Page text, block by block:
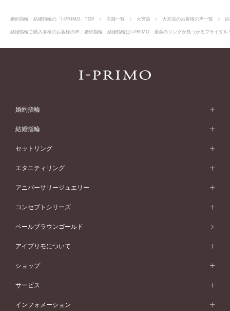
婚約指輪・結婚指輪の「I-PRIMO」TOP 店舗一覧 大宮店 大宮店のお客様の声一覧
結婚指輪ご購入者様のお客様の声｜婚約指輪・結婚指輪はI-PRIMO 運命のリングが見つかるブライダ
婚約指輪
婚約指輪 (エンゲージリング)
婚約指輪一覧
ピンクゴールド
ペールブラウンゴールド
ウェーブライン
V字ライン
ワンサイドメレ
ダブルサイドメレ
シンプル
フェミニン
モード
50万円台～
40万円台～
30万円台～
婚約指輪 人気ランキング
婚約ネックレス
ダイヤモンドシェイプコレクション
結婚指輪
結婚指輪 (マリッジリング)
結婚指輪一覧
ピンクゴールド
ペールブラウンゴールド
ウェーブライン
V字ライン
ワンメレ
セベラルメレ
シンプル
フェミニン
モード
50万円～
40万円～50万円
セットリング
セットリング
セットリング一覧
ピンクゴールド
ペールブラウンゴールド
エタニティリング
エタニティリング
エタニティリング一覧
ピンクゴールド
ペールブラウンゴールド
アニバーサリージュエリー
アニバーサリージュエリー
アニバーサリージュエリー一覧
ファッションリング
ブレスレット
コンセプトシリーズ
コンセプトシリーズ
オリジンビリーフ
エトワル
スワハ
ペールブラウンゴールド
アイプリモについて
アイプリモについて
パーソナルハンド診断
デザインへのこだわり
ショップ
店舗一覧
北海道
サービス
プロポーズサポート
インフォメーション